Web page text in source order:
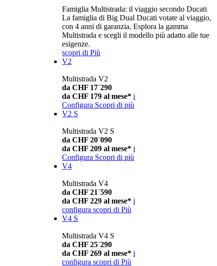
Famiglia Multistrada: il viaggio secondo Ducati
La famiglia di Big Dual Ducati votate al viaggio,
con 4 anni di garanzia. Esplora la gamma
Multistrada e scegli il modello più adatto alle tue
esigenze.
scopri di Più
V2
Multistrada V2
da CHF 17´290
da CHF 179 al mese* i
Configura Scopri di più
V2 S
Multistrada V2 S
da CHF 20´090
da CHF 209 al mese* i
Configura Scopri di più
V4
Multistrada V4
da CHF 21´590
da CHF 229 al mese* i
configura scopri di Più
V4 S
Multistrada V4 S
da CHF 25´290
da CHF 269 al mese* i
configura scopri di Più